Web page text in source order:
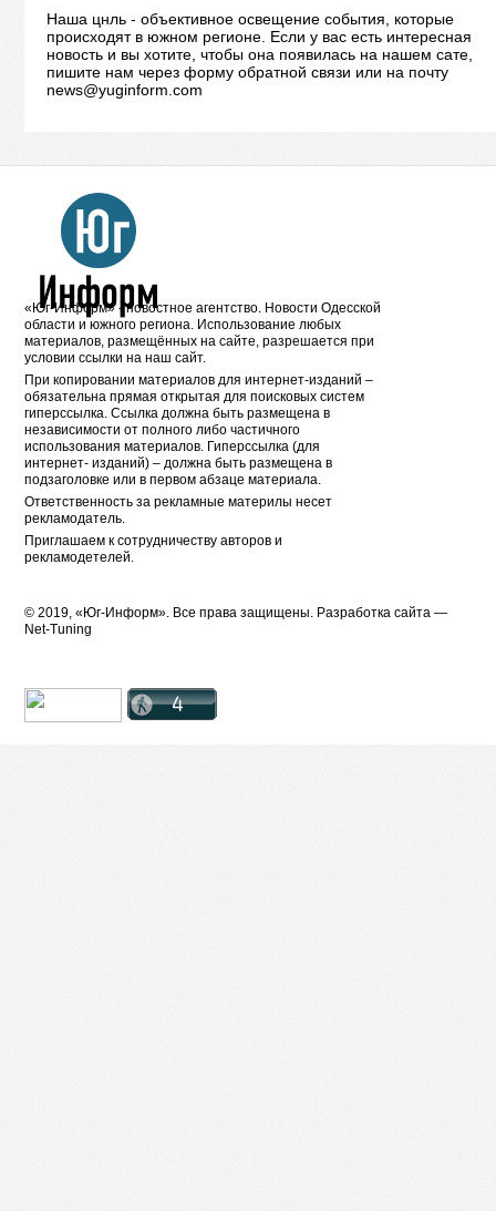
Наша цнль - объективное освещение события, которые
происходят в южном регионе. Если у вас есть интересная
новость и вы хотите, чтобы она появилась на нашем сате,
пишите нам через форму обратной связи или на почту
news@yuginform.com
«Юг-Информ» - новостное агентство. Новости Одесской
области и южного региона. Использование любых
материалов, размещённых на сайте, разрешается при
условии ссылки на наш сайт.
При копировании материалов для интернет-изданий –
обязательна прямая открытая для поисковых систем
гиперссылка. Ссылка должна быть размещена в
независимости от полного либо частичного
использования материалов. Гиперссылка (для
интернет- изданий) – должна быть размещена в
подзаголовке или в первом абзаце материала.
Ответственность за рекламные материлы несет
рекламодатель.
Приглашаем к сотрудничеству авторов и
рекламодетелей.
© 2019, «Юг-Информ». Все права защищены. Разработка cайта —
Net-Tuning